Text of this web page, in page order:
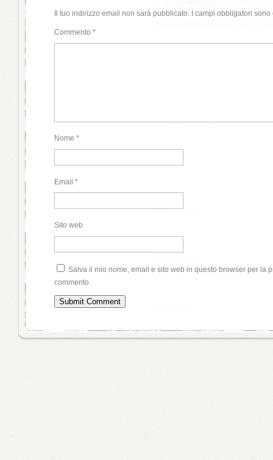
Il tuo indirizzo email non sarà pubblicato. I campi obbligatori
Commento *
Nome *
Email *
Sito web
Salva il mio nome, email e sito web in questo browser per la
commento.